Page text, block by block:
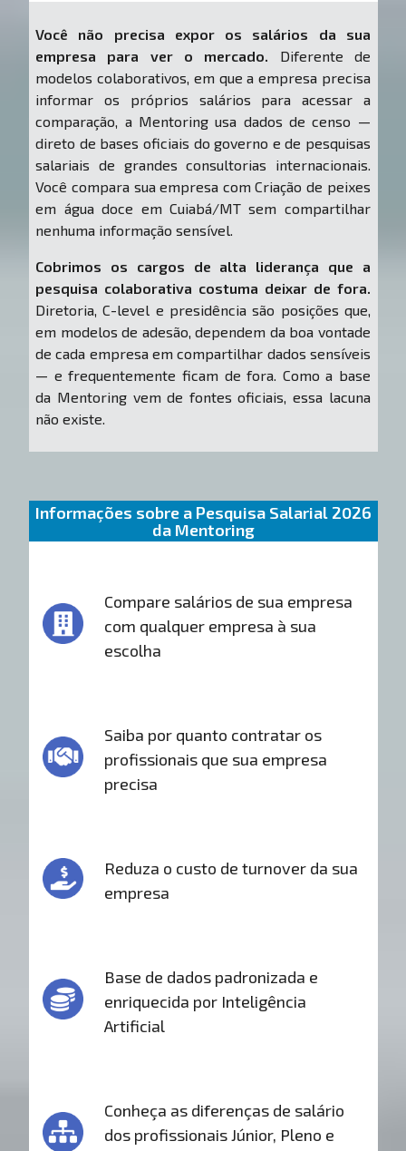
Você não precisa expor os salários da sua
empresa para ver o mercado. Diferente de
modelos colaborativos, em que a empresa precisa
informar os próprios salários para acessar a
comparação, a Mentoring usa dados de censo —
direto de bases oficiais do governo e de pesquisas
salariais de grandes consultorias internacionais.
Você compara sua empresa com Criação de peixes
em água doce em Cuiabá/MT sem compartilhar
nenhuma informação sensível.
Cobrimos os cargos de alta liderança que a
pesquisa colaborativa costuma deixar de fora.
Diretoria, C-level e presidência são posições que,
em modelos de adesão, dependem da boa vontade
de cada empresa em compartilhar dados sensíveis
— e frequentemente ficam de fora. Como a base
da Mentoring vem de fontes oficiais, essa lacuna
não existe.
Informações sobre a Pesquisa Salarial 2026
da Mentoring
Compare salários de sua empresa
com qualquer empresa à sua
escolha
Saiba por quanto contratar os
profissionais que sua empresa
precisa
Reduza o custo de turnover da sua
empresa
Base de dados padronizada e
enriquecida por Inteligência
Artificial
Conheça as diferenças de salário
dos profissionais Júnior, Pleno e